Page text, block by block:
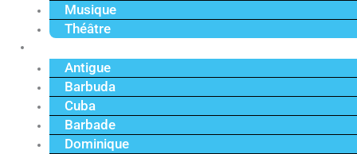
Musique
Théâtre
Antigue
Barbuda
Cuba
Barbade
Dominique